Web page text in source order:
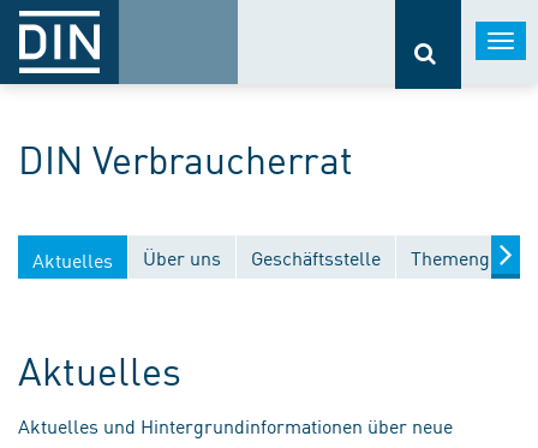
DIN Verbraucherrat
Aktuelles Über uns Geschäftsstelle
Aktuelles
Aktuelles und Hintergrundinformationen über neue